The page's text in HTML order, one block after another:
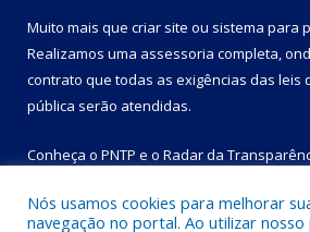
Muito mais que criar site ou sistema para
Realizamos uma assessoria completa,
contrato que todas as exigências das leis
pública serão atendidas.
Conheça o PNTP e o Radar da
Nós usamos cookies para melhorar
navegação no portal. Ao utilizar